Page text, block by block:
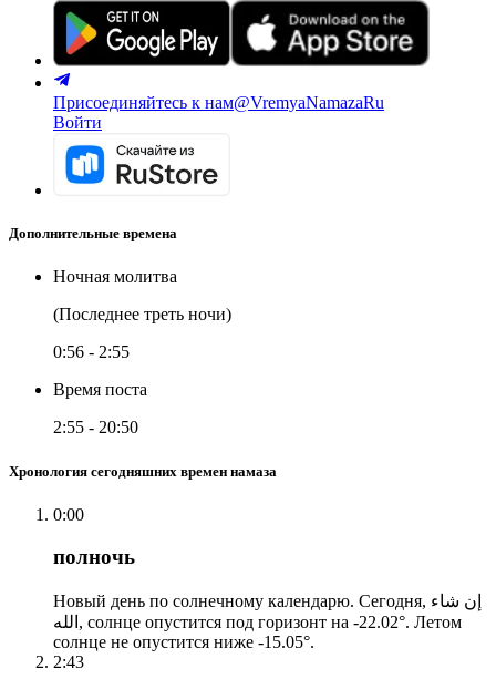
Присоединяйтесь к нам@VremyaNamazaRu
Войти
Дополнительные времена
Ночная молитва
(Последнее треть ночи)
0:56 - 2:55
Время поста
2:55 - 20:50
Хронология сегодняшних времен намаза
0:00
полночь
Новый день по солнечному календарю. Сегодня, إن شاء
الله, солнце опустится под горизонт на -22.02°. Летом
солнце не опустится ниже -15.05°.
2:43